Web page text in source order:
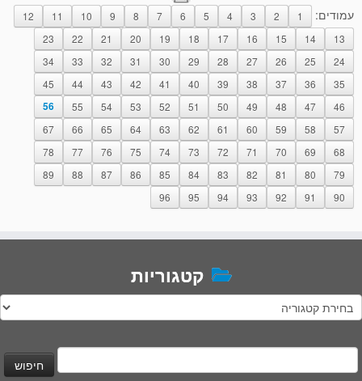
עמודים: 1
2
3
4
5
6
7
8
9
10
11
12
13
14
15
16
17
18
19
20
21
22
23
24
25
26
27
28
29
30
31
32
33
34
35
36
37
38
39
40
41
42
43
44
45
46
47
48
49
50
51
52
53
54
55
56
57
58
59
60
61
62
63
64
65
66
67
68
69
70
71
72
73
74
75
76
77
78
79
80
81
82
83
84
85
86
87
88
89
90
91
92
93
94
95
96
קטגוריות
קטגוריות